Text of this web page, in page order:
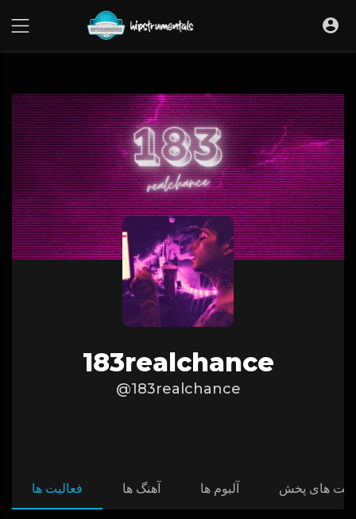
183realchance
@183realchance
فعالیت ها آهنگ ها آلبوم ها های پخش